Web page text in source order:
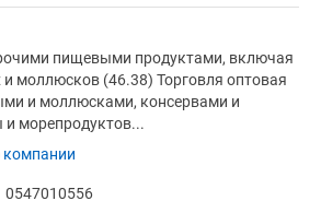
пищевыми продуктами, включая
моллюсков (46.38) Торговля оптовая
и моллюсками, консервами и
морепродуктов...
компании
0547010556